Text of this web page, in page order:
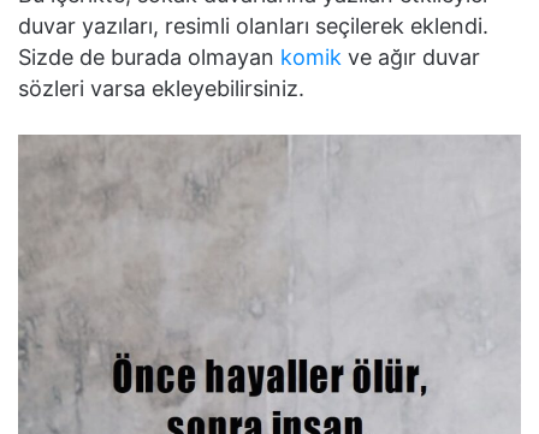
duvar yazıları, resimli olanları seçilerek eklendi.
Sizde de burada olmayan komik ve ağır duvar
sözleri varsa ekleyebilirsiniz.